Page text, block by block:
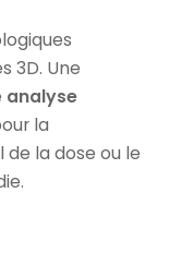
3D. Une
analyse
la
la dose ou le